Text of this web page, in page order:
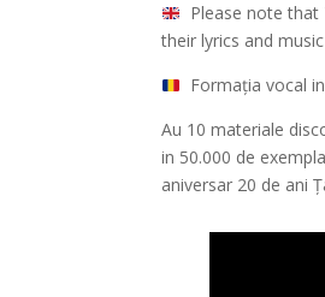
Please note
their lyrics and
Formația vocal
Au 10 materiale
in 50.000 de
aniversar 20 de ani